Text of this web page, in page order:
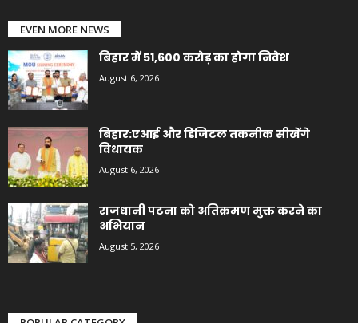
EVEN MORE NEWS
बिहार में 51,600 करोड़ का होगा निवेश
August 6, 2026
बिहार:एआई और डिजिटल तकनीक सीखेंगे
विधायक
August 6, 2026
राजधानी पटना को अतिक्रमण मुक्त करने का
अभियान
August 5, 2026